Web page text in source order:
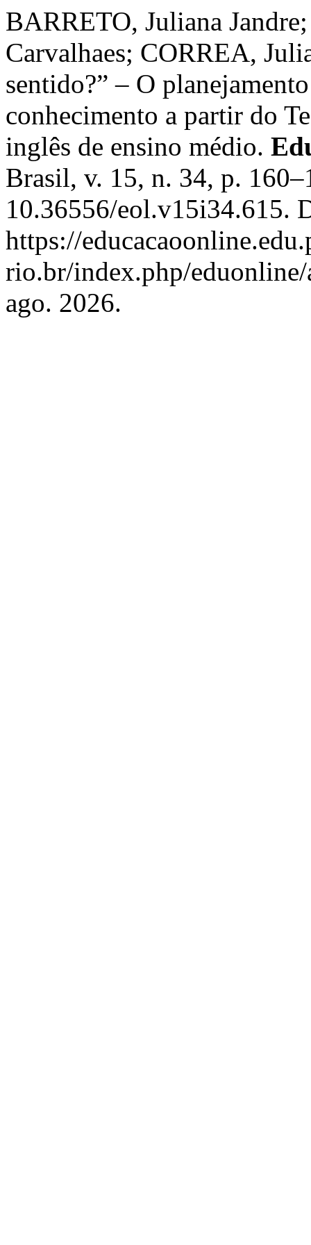
BARRETO, Juliana
Carvalhaes; CORREA,
sentido?” – O
conhecimento a partir do
inglês de ensino médio.
Brasil, v. 15, n. 34, p.
10.36556/eol.v15i34.615.
https://
rio.br/index.php/
ago. 2026.